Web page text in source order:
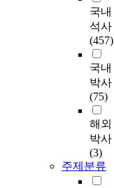
국내
석사
(457)
국내
박사
(75)
해외
박사
(3)
주제분류